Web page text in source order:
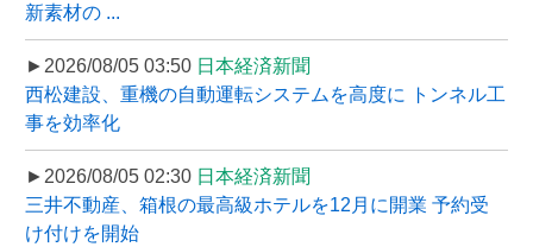
新素材の ...
►2026/08/05 03:50 日本経済新聞
西松建設、重機の自動運転システムを高度に トンネル工
事を効率化
►2026/08/05 02:30 日本経済新聞
三井不動産、箱根の最高級ホテルを12月に開業 予約受
け付けを開始